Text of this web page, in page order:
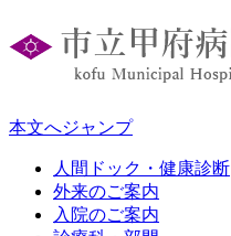
本文へジャンプ
人間ドック・健康診断
外来のご案内
入院のご案内